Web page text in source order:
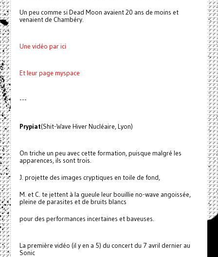
Un peu comme si Dead Moon avaient 20 ans de moins et
venaient de Chambéry.
Une vidéo par ici
Et leur page myspace
---
Prypiat(Shit-Wave Hiver Nucléaire, Lyon)
On triche un peu avec cette formation, puisque malgré les
apparences, ils sont trois.
J. projette des images cryptiques en toile de fond,
M. et C. te jettent à la gueule leur bouillie no-wave angoissée,
pleine de parasites et de bruits blancs
pour des performances incertaines et baveuses.
La première vidéo (il y en a 5) du concert du 7 avril dernier au
Sonic